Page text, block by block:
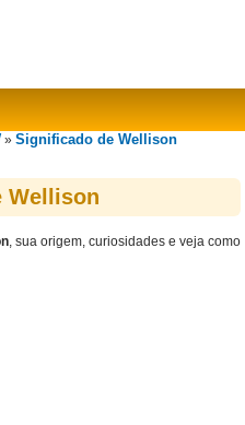
»Significado de Wellison
Wellison
, sua origem, curiosidades e veja como